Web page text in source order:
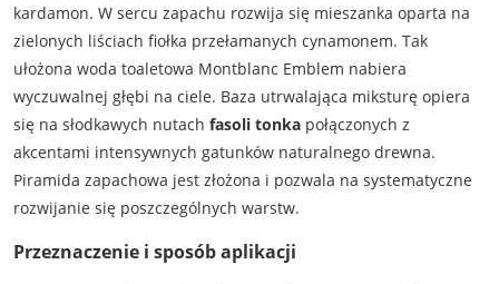
kardamon. W sercu zapachu rozwija się mieszanka oparta na
zielonych liściach fiołka przełamanych cynamonem. Tak
ułożona woda toaletowa Montblanc Emblem nabiera
wyczuwalnej głębi na ciele. Baza utrwalająca miksturę opiera
się na słodkawych nutach fasoli tonkapołączonych z
akcentami intensywnych gatunków naturalnego drewna.
Piramida zapachowa jest złożona i pozwala na systematyczne
rozwijanie się poszczególnych warstw.
Przeznaczenie i sposób aplikacji